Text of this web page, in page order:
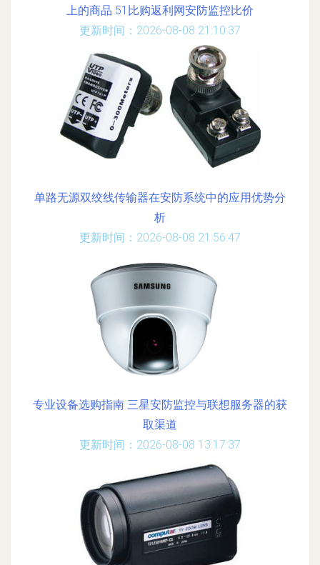
上的商品 51比购返利网安防监控比价
更新时间：2026-08-08 21:10:37
单路无源双绞线传输器在安防系统中的应用优势分
析
更新时间：2026-08-08 21:56:47
专业设备选购指南 三星安防监控与联想服务器的获
取渠道
更新时间：2026-08-08 13:17:37